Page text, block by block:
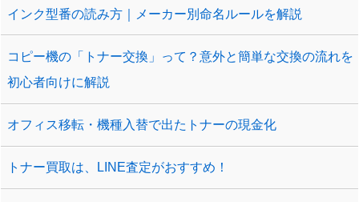
インク型番の読み方｜メーカー別命名ルールを解説
コピー機の「トナー交換」って？意外と簡単な交換の流れを
初心者向けに解説
オフィス移転・機種入替で出たトナーの現金化
トナー買取は、LINE査定がおすすめ！